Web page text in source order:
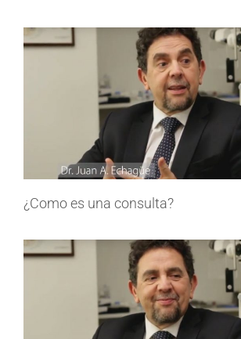
¿Como es una consulta?